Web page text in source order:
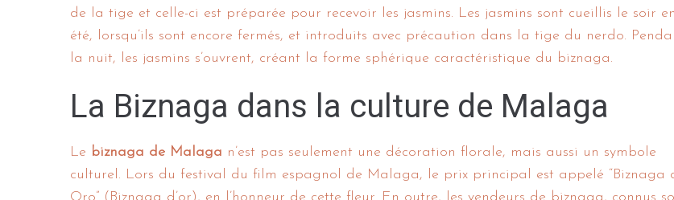
de la tige et celle-ci est préparée pour recevoir les jasmins. Les jasmins sont cueillis le soir en
été, lorsqu’ils sont encore fermés, et introduits avec précaution dans la tige du nerdo.
la nuit, les jasmins s’ouvrent, créant la forme sphérique caractéristique du biznaga.
La Biznaga dans la culture de Malaga
Le biznaga de Malaga n’est pas seulement une décoration florale, mais aussi un symbole
culturel. Lors du festival du film espagnol de Malaga, le prix principal est appelé “Biznaga